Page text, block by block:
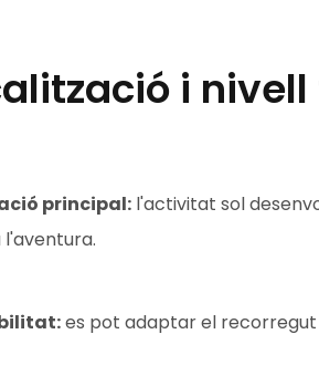
i
principal: l'activitat sol
l'aventura.
es pot adaptar el recorregut